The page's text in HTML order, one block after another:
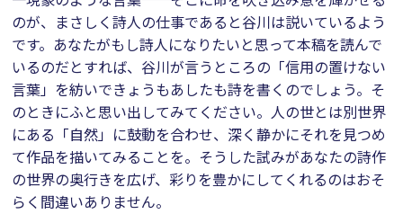
のが、まさしく詩人の仕事であると谷川は説いているよう
です。あなたがもし詩人になりたいと思って本稿を読んで
いるのだとすれば、谷川が言うところの「信用の置けない
言葉」を紡いできょうもあしたも詩を書くのでしょう。そ
のときにふと思い出してみてください。人の世とは別世界
にある「自然」に鼓動を合わせ、深く静かにそれを見つめ
て作品を描いてみることを。そうした試みがあなたの詩作
の世界の奥行きを広げ、彩りを豊かにしてくれるのはおそ
らく間違いありません。